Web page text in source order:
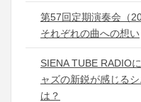
第57回定期演奏会（
それぞれの曲への想い
SIENA TUBE RADIO
ャズの新鋭が感じる
は？